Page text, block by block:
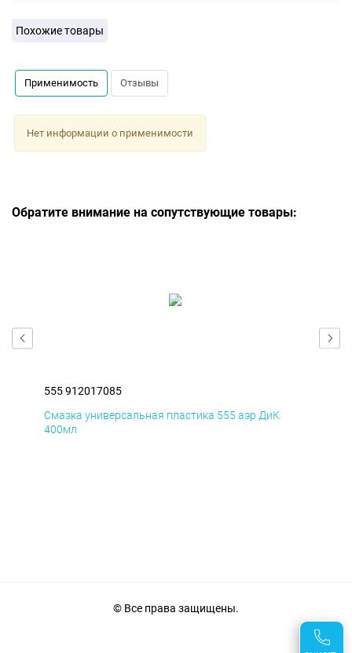
Похожие товары
Применимость Отзывы
Нет информации о применимости
Обратите внимание на сопутствующие товары:
555 912017085
Смазка универсальная пластика 555 аэр ДиК
400мл
© Все права защищены.